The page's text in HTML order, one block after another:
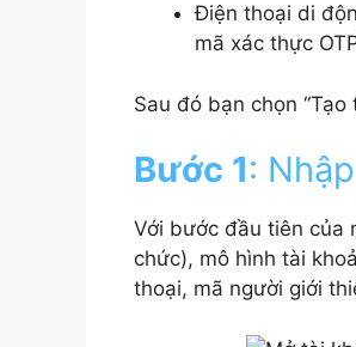
Điện thoại di
mã xác thực
Sau đó bạn chọn
Bước 1:
Với bước đầu tiên của
chức), mô hình tài
thoại, mã người giới